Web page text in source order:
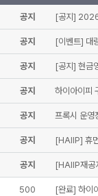
공지 [공지]
공지 [이벤트] 대
공지 [공지] 현금
공지 하이아이피
공지 프록시 운영
공지 [HAIIP] 휴
공지 [HAIIP재공
500 [완료] 하이